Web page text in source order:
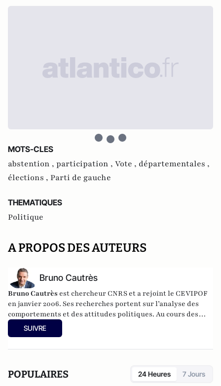
MOTS-CLES
abstention , participation , Vote , départementales ,
élections , Parti de gauche
THEMATIQUES
Politique
A PROPOS DES AUTEURS
Bruno Cautrès
Bruno Cautrès est chercheur CNRS et a rejoint le CEVIPOF
en janvier 2006. Ses recherches portent sur l’analyse des
comportements et des attitudes politiques. Au cours des
années récentes, il a participé à différentes recherches
françaises ou européennes portant sur la participation
européenne dans les électorats et les opinions publiques. Il
SUIVRE
POPULAIRES 24 Heures 7 Jours